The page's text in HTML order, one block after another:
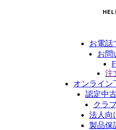
お電話
お問
注
オンライン
認定中
クラ
法人向
製品保